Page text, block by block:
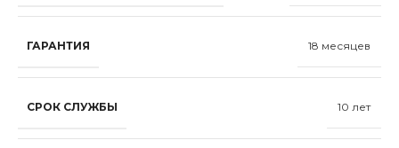
ГАРАНТИЯ 18 месяцев
СРОК СЛУЖБЫ 10 лет